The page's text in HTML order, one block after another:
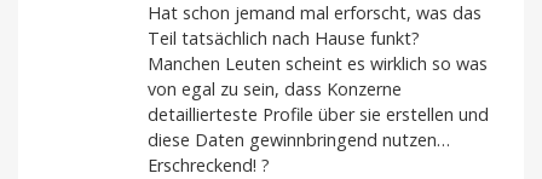
Hat schon jemand mal erforscht, was das
Teil tatsächlich nach Hause funkt?
Manchen Leuten scheint es wirklich so was
von egal zu sein, dass Konzerne
detaillierteste Profile über sie erstellen und
diese Daten gewinnbringend nutzen…
Erschreckend! ?